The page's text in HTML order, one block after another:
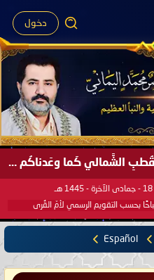
دخول
صَيْفُ سَقَرَ يَبدأُ في اجتياحِ شِتاءِ القُطبِ الشَّمالي كَما وعَدناكُم بالحقِّ لعَامِكم هذا (1445 هـ) ..
Español